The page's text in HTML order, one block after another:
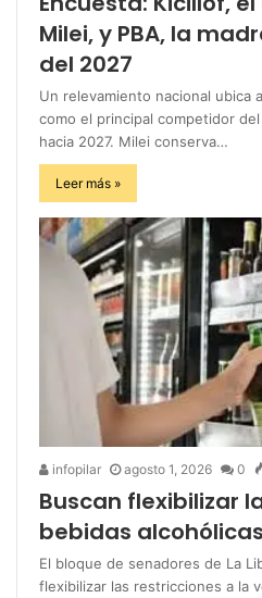
Milei, y PBA, la
del 2027
Un relevamiento nacional ubica
como el principal competidor
hacia 2027. Milei conserva…
Leer más »
infopilar agosto 1, 2026 0
Buscan flexibilizar
bebidas
El bloque de senadores de La
flexibilizar las restricciones a la